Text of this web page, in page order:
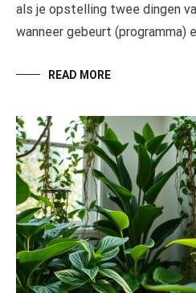
als je opstelling twee dingen
wanneer gebeurt (programma)
READ MORE